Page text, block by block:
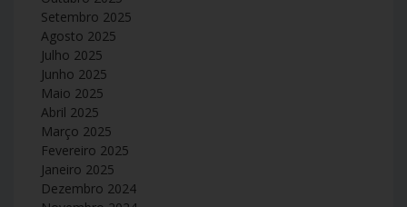
Setembro 2025
Agosto 2025
Julho 2025
Junho 2025
Maio 2025
Abril 2025
Março 2025
Fevereiro 2025
Janeiro 2025
Dezembro 2024